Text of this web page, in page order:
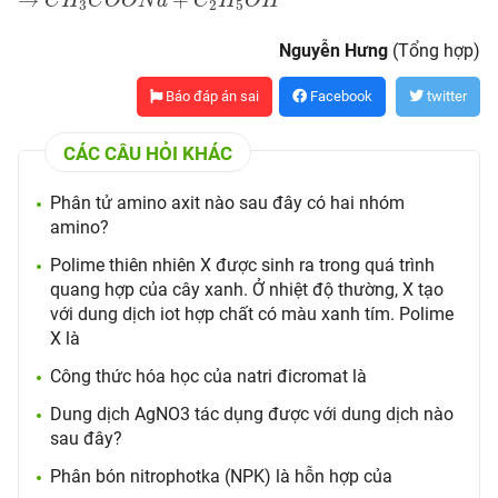
3 2 5
Nguyễn Hưng (Tổng hợp)
Báo đáp án sai Facebook twitter
CÁC CÂU HỎI KHÁC
Phân tử amino axit nào sau đây có hai nhóm
amino?
Polime thiên nhiên X được sinh ra trong quá trình
quang hợp của cây xanh. Ở nhiệt độ thường, X tạo
với dung dịch iot hợp chất có màu xanh tím. Polime
X là
Công thức hóa học của natri đicromat là
Dung dịch AgNO3 tác dụng được với dung dịch nào
sau đây?
Phân bón nitrophotka (NPK) là hỗn hợp của